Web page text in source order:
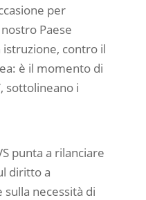
per
Paese
istruzione, contro il
è il momento di
sottolineano i
punta a rilanciare
diritto a
sulla necessità di